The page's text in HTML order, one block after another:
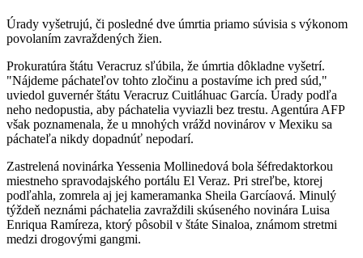
Úrady vyšetrujú, či posledné dve úmrtia priamo súvisia s výkonom
povolaním zavraždených žien.
Prokuratúra štátu Veracruz sľúbila, že úmrtia dôkladne vyšetrí.
"Nájdeme páchateľov tohto zločinu a postavíme ich pred súd,"
uviedol guvernér štátu Veracruz Cuitláhuac García. Úrady podľa
neho nedopustia, aby páchatelia vyviazli bez trestu. Agentúra AFP
však poznamenala, že u mnohých vrážd novinárov v Mexiku sa
páchateľa nikdy dopadnúť nepodarí.
Zastrelená novinárka Yessenia Mollinedová bola šéfredaktorkou
miestneho spravodajského portálu El Veraz. Pri streľbe, ktorej
podľahla, zomrela aj jej kameramanka Sheila Garcíaová. Minulý
týždeň neznámi páchatelia zavraždili skúseného novinára Luisa
Enriqua Ramíreza, ktorý pôsobil v štáte Sinaloa, známom stretmi
medzi drogovými gangmi.